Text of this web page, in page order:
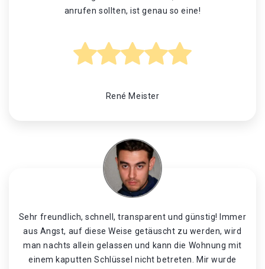
anrufen sollten, ist genau so eine!
René Meister
Sehr freundlich, schnell, transparent und günstig! Immer
aus Angst, auf diese Weise getäuscht zu werden, wird
man nachts allein gelassen und kann die Wohnung mit
einem kaputten Schlüssel nicht betreten. Mir wurde